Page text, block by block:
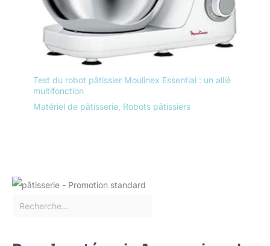
Test du robot pâtissier Moulinex Essential : un allié
multifonction
Matériel de pâtisserie Robots pâtissiers